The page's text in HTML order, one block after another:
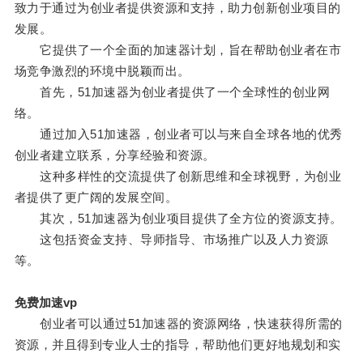
致力于通过为创业者提供资源和支持，助力创新创业项目的
发展。
它提供了一个全面的加速器计划，旨在帮助创业者在市
场竞争激烈的环境中脱颖而出。
首先，51加速器为创业者提供了一个全球性的创业网
络。
通过加入51加速器，创业者可以与来自全球各地的优秀
创业者建立联系，分享经验和资源。
这种多样性的交流提供了创新思维和全球视野，为创业
者提供了更广阔的发展空间。
其次，51加速器为创业项目提供了全方位的资源支持。
这包括资金支持、导师指导、市场推广以及人力资源
等。
免费加速vp
创业者可以通过51加速器的资源网络，快速获得所需的
资源，并且得到专业人士的指导，帮助他们更好地规划和实